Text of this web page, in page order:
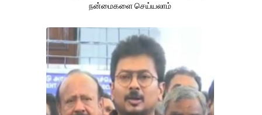
நன்மைகளை செய்யலாம்